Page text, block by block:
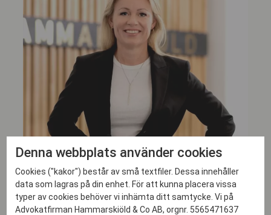
Malin von Heideken
MANAGING PARTNER, DELÄGARE, ADVOKAT
Denna webbplats använder cookies
Cookies ("kakor") består av små textfiler. Dessa innehåller
data som lagras på din enhet. För att kunna placera vissa
typer av cookies behöver vi inhämta ditt samtycke. Vi på
Advokatfirman Hammarskiöld & Co AB, orgnr. 5565471637